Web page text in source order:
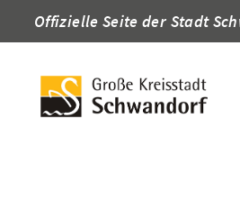
Offizielle Seite der Stadt